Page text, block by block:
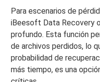
Para escenarios de
iBeesoft Data Recovery
profundo. Esta función
de archivos perdidos, lo
probabilidad de
más tiempo, es una